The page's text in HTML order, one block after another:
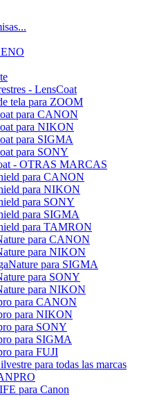
- LensCoat
tela para ZOOM
para CANON
para NIKON
para SIGMA
para SONY
- OTRAS MARCAS
para CANON
para NIKON
para SONY
para SIGMA
para TAMRON
para CANON
para NIKON
para SIGMA
para SONY
para NIKON
para CANON
para NIKON
para SONY
para SIGMA
para FUJI
para todas las marcas
para Canon